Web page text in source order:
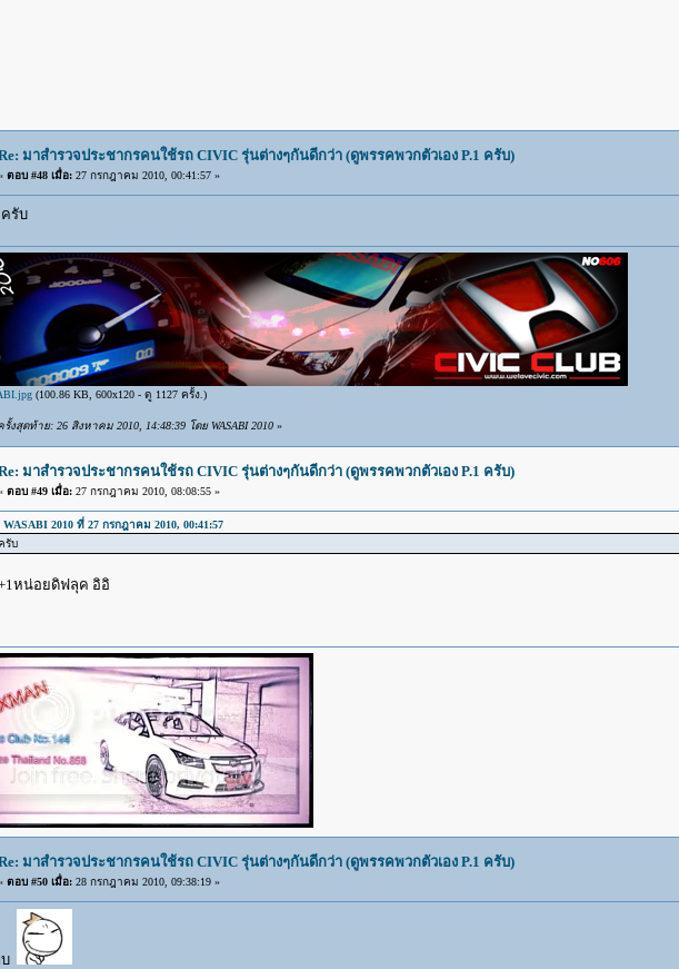
มาสำรวจประชากรคนใช้รถ CIVIC รุ่นต่างๆกันดีกว่า (ดูพรรคพวกตัวเอง P.1 ครับ)
ตอบ #48 เมื่อ:27 กรกฎาคม 2010, 00:41:57 »
ครับ
(100.86 KB, 600x120 - ดู 1127 ครั้ง.)
งสุดท้าย: 26 สิงหาคม 2010, 14:48:39 โดย WASABI 2010»
มาสำรวจประชากรคนใช้รถ CIVIC รุ่นต่างๆกันดีกว่า (ดูพรรคพวกตัวเอง P.1 ครับ)
ตอบ #49 เมื่อ:27 กรกฎาคม 2010, 08:08:55 »
2010 ที่ 27 กรกฎาคม 2010, 00:41:57
รับ
หน่อยดิฟลุค อิอิ
มาสำรวจประชากรคนใช้รถ CIVIC รุ่นต่างๆกันดีกว่า (ดูพรรคพวกตัวเอง P.1 ครับ)
ตอบ #50 เมื่อ:28 กรกฎาคม 2010, 09:38:19 »